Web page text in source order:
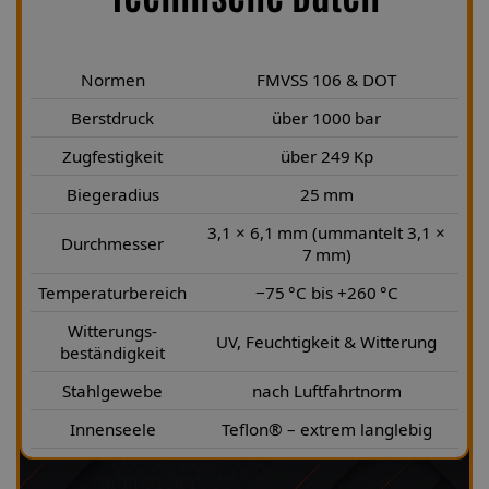
Normen
FMVSS 106 & DOT
Berstdruck
über 1000 bar
Zugfestigkeit
über 249 Kp
Biegeradius
25 mm
Durchmesser
3,1 × 6,1 mm (ummantelt 3,1 ×
7 mm)
Temperaturbereich
−75 °C bis +260 °C
Witterungs-
beständigkeit
UV, Feuchtigkeit & Witterung
Stahlgewebe
nach Luftfahrtnorm
Innenseele
Teflon® – extrem langlebig